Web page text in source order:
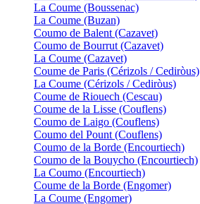
La Coume (Boussenac)
La Coume (Buzan)
Coumo de Balent (Cazavet)
Coumo de Bourrut (Cazavet)
La Coume (Cazavet)
Coume de Paris (Cérizols / Cediròus)
La Coume (Cérizols / Cediròus)
Coume de Riouech (Cescau)
Coume de la Lisse (Couflens)
Coumo de Laigo (Couflens)
Coumo del Pount (Couflens)
Coumo de la Borde (Encourtiech)
Coumo de la Bouycho (Encourtiech)
La Coumo (Encourtiech)
Coume de la Borde (Engomer)
La Coume (Engomer)